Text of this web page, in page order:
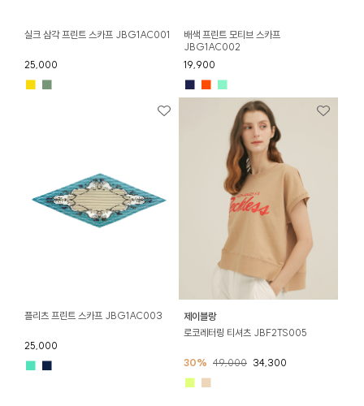
실크 삼각 프린트 스카프 JBG1AC001
25,000
■ ■
배색 프린트 모티브 스카프
JBG1AC002
19,900
■ ■ ■
플리츠 프린트 스카프 JBG1AC003
25,000
■ ■
제이블랑
로코레터링 티셔츠 JBF2TS005
30% 49,000 34,300
■ ■